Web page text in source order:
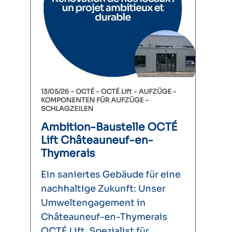
13/05/26 -OCTÉ OCTÉ Lift
AUFZÜGE
KOMPONENTEN FÜR AUFZÜGE
SCHLAGZEILEN
Ambition-Baustelle OCTÉ
Lift Châteauneuf-en-
Thymerais
Ein saniertes Gebäude für eine
nachhaltige Zukunft: Unser
Umweltengagement in
Châteauneuf-en-Thymerais